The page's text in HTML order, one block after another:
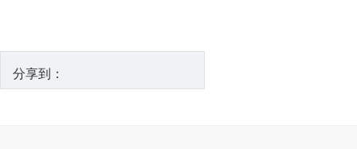
分享到：